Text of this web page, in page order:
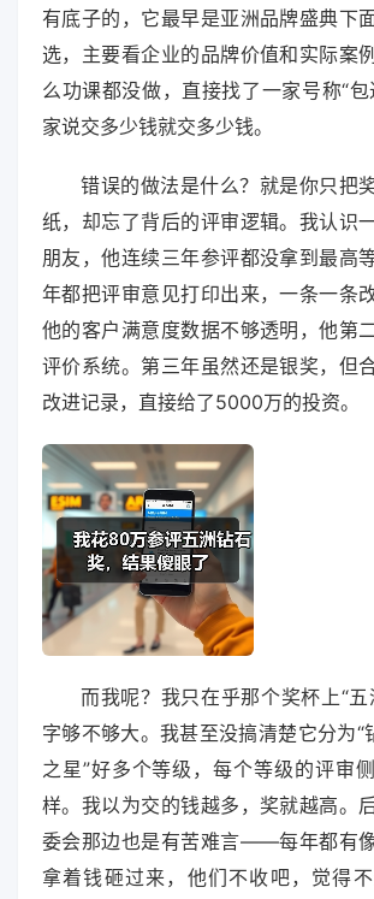
有底子的，它最早是亚洲品牌盛典下
选，主要看企业的品牌价值和实际案
么功课都没做，直接找了一家号称“
家说交多少钱就交多少钱。
错误的做法是什么？就是你只把
纸，却忘了背后的评审逻辑。我认识
朋友，他连续三年参评都没拿到最高
年都把评审意见打印出来，一条一条
他的客户满意度数据不够透明，他第
评价系统。第三年虽然还是银奖，但
改进记录，直接给了5000万的投资。
而我呢？我只在乎那个奖杯上“
字够不够大。我甚至没搞清楚它分为“
之星”好多个等级，每个等级的评审
样。我以为交的钱越多，奖就越高。
委会那边也是有苦难言——每年都有像
拿着钱砸过来，他们不收吧，觉得